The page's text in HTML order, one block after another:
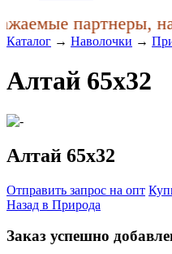
партнеры,
Каталог → Наволочки →
Алтай 65x32
Алтай 65x32
Отправить запрос на опт
Назад в Природа
Заказ успешно